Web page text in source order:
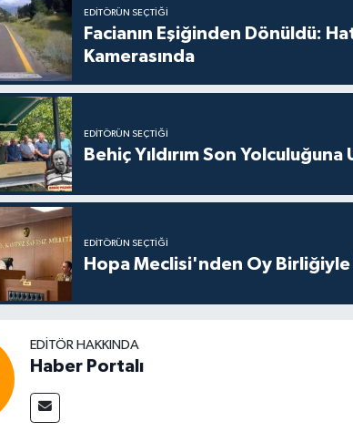
EDITÖRÜN SEÇTIĞI
Facianın Eşiğinden Dönüldü:
Kamerasında
EDITÖRÜN SEÇTIĞI
Behiç Yıldırım Son Yolculuğuna
EDITÖRÜN SEÇTIĞI
Hopa Meclisi'nden Oy Birliğiyle
EDITÖR HAKKINDA
Haber Portalı